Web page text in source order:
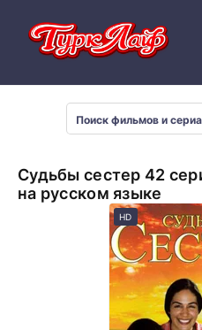
Судьбы сестер 42
на русском языке
HD